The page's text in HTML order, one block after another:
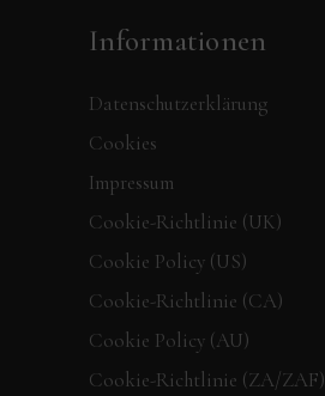
Informationen
Datenschutzerklärung
Cookies
Impressum
Cookie-Richtlinie (UK)
Cookie Policy (US)
Cookie-Richtlinie (CA)
Cookie Policy (AU)
Cookie-Richtlinie (ZA/ZAF)